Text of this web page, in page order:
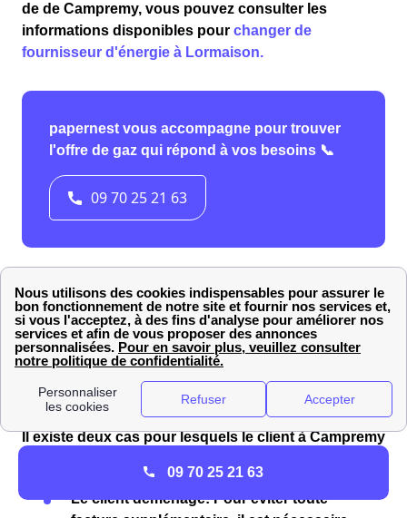
de de Campremy, vous pouvez consulter les
informations disponibles pour changer de
fournisseur d'énergie à Lormaison.
Résilier son contrat Engie (ex EDF-GDF) à
Campremy
Il existe deux cas pour lesquels le clientà Campremy
Le clientdéménage: Pour éviter toute
09 70 25 21 63